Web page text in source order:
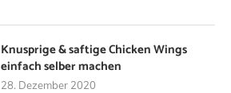
Knusprige & saftige Chicken Wings
einfach selber machen
28. Dezember 2020